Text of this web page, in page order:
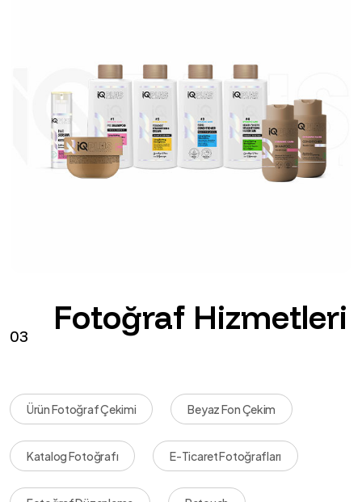
03 Fotoğraf Hizmetleri
Ürün Fotoğraf Çekimi Beyaz Fon Çekim
Katalog Fotoğrafı E-Ticaret Fotoğrafları